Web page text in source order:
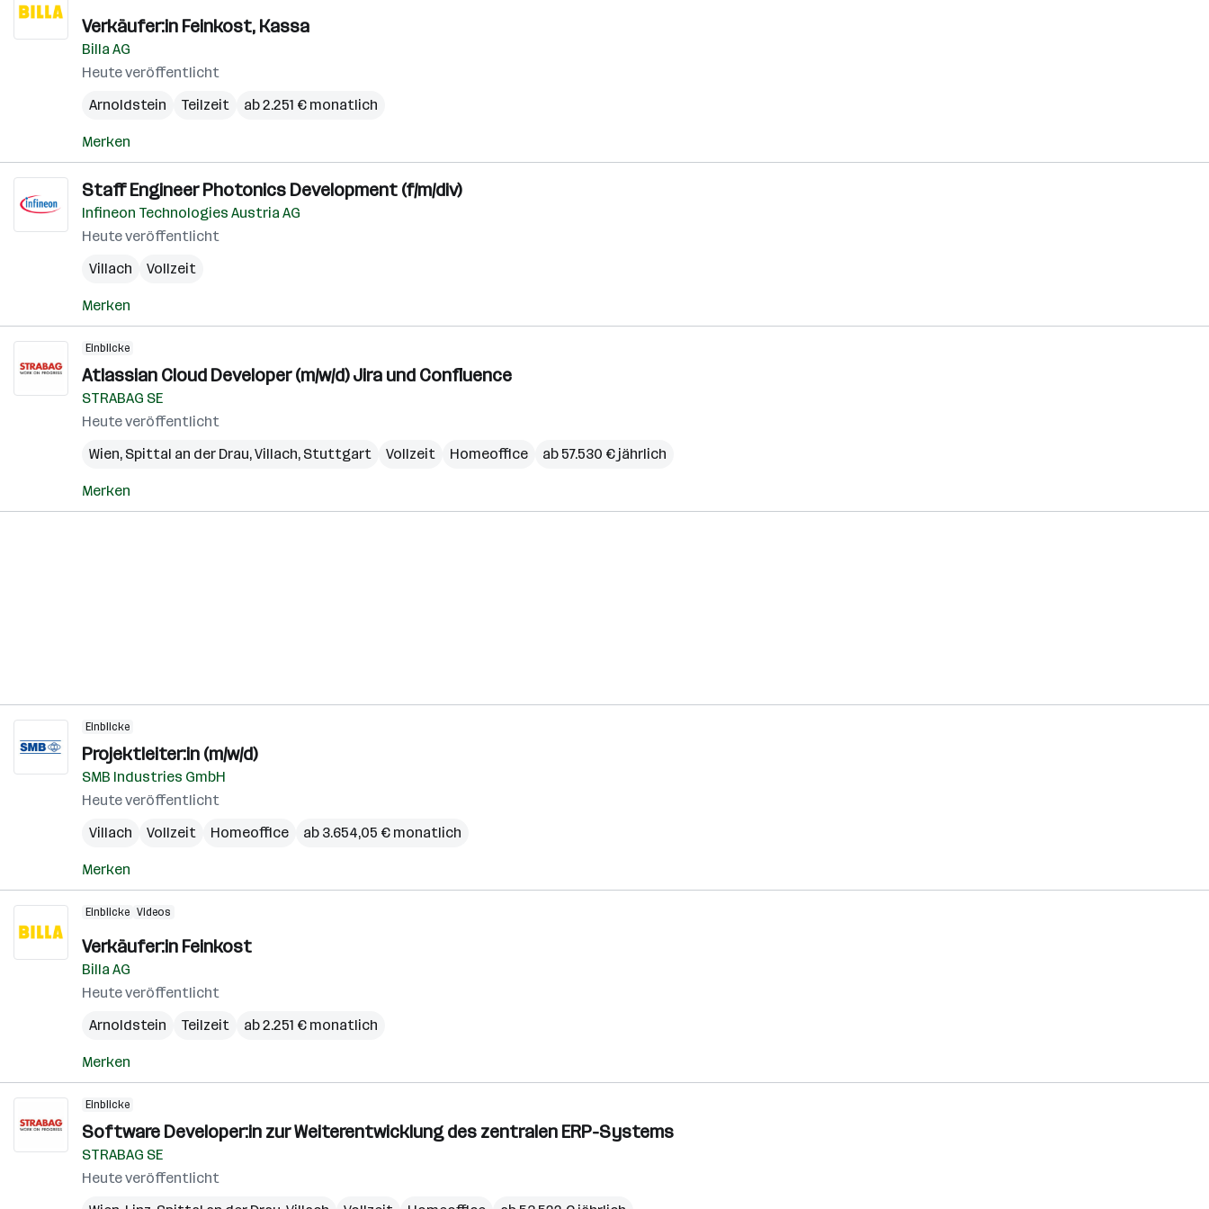
Verkäufer:in Feinkost, Kassa
Billa AG
Heute veröffentlicht
Arnoldstein
Teilzeit ab 2.251 € monatlich
Merken
Staff Engineer Photonics Development (f/m/div)
Infineon Technologies Austria AG
Heute veröffentlicht
Villach
Vollzeit
Merken
Einblicke
Atlassian Cloud Developer (m/w/d) Jira und Confluence
STRABAG SE
Heute veröffentlicht
Wien, Spittal an der Drau,Villach, Stuttgart Vollzeit Homeoffice ab 57.530 € jährlich
Merken
Einblicke
Projektleiter:in (m/w/d)
SMB Industries GmbH
Heute veröffentlicht
Villach
Vollzeit Homeoffice ab 3.654,05 € monatlich
Merken
Einblicke Videos
Verkäufer:in Feinkost
Billa AG
Heute veröffentlicht
Arnoldstein
Teilzeit ab 2.251 € monatlich
Merken
Einblicke
Software Developer:in zur Weiterentwicklung des zentralen ERP-Systems
STRABAG SE
Heute veröffentlicht